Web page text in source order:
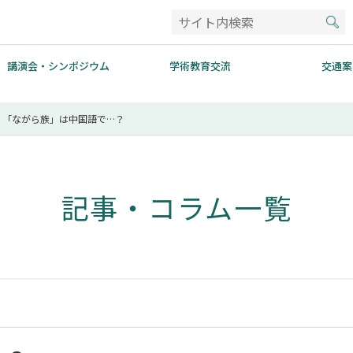
講演会・シンポジウム 学術教育交流 交通
「ながら族」は中国語で…？
記事・コラム一覧